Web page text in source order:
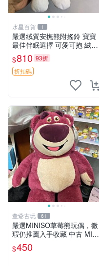
水星百貨 1
嚴選絨質安撫熊附搖鈴 寶寶
最佳伴眠選擇 可愛可抱 絨毛
玩具 安撫熊 嬰兒用
$810 93折
折扣碼
董爺古玩 61
嚴選MINISO草莓熊玩偶，微
瑕仍推薦入手收藏 中古 MINI
SO 草莓熊 玩具 收藏
$450